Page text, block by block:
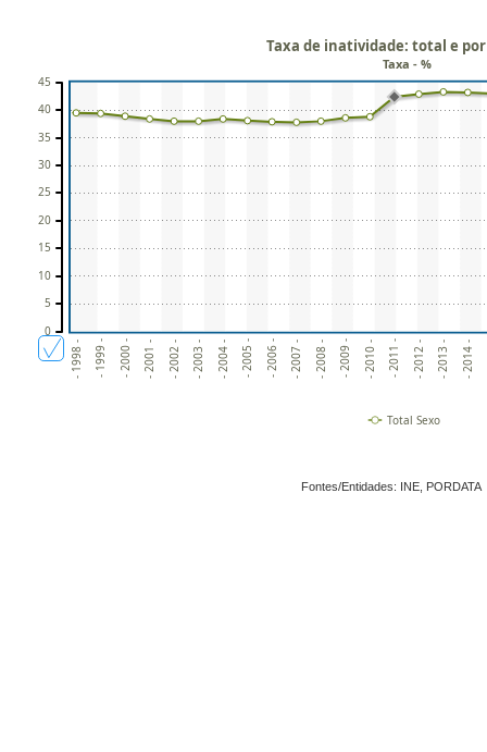
- 1998 - - 1999 - - 2000 - - 2001 - - 2002 - - 2003 - - 2004 - - 2005 - - 2006 - - 2007 - - 2008 - - 2009 - - 2010 - - 2011 - - 2012 - - 2013 - - 2014 -
Taxa de inatividade: total e por
Taxa - %
0
5
10
15
20
25
30
35
40
45
Total Sexo
Fontes/Entidades: INE, PORDATA